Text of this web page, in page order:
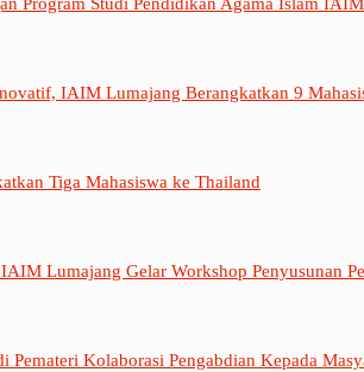
IAIM Lumajang Berangkatkan 9
Tiga Mahasiswa ke Thailand
Lumajang Gelar Workshop Penyusunan
Pemateri Kolaborasi Pengabdian Kepada